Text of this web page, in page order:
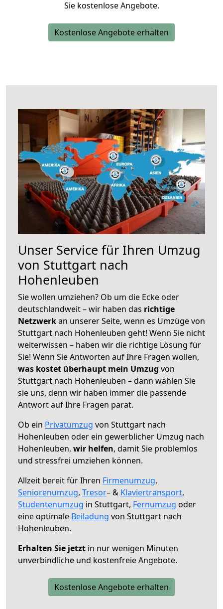
Sie kostenlose Angebote.
Kostenlose Angebote erhalten
Unser Service für Ihren Umzug
von Stuttgart nach
Hohenleuben
Sie wollen umziehen? Ob um die Ecke oder
deutschlandweit – wir haben das richtige
Netzwerkan unserer Seite, wenn es Umzüge von
Stuttgart nach Hohenleuben geht! Wenn Sie nicht
weiterwissen – haben wir die richtige Lösung für
Sie! Wenn Sie Antworten auf Ihre Fragen wollen,
was kostet überhaupt mein Umzug von
Stuttgart nach Hohenleuben – dann wählen Sie
sie uns, denn wir haben immer die passende
Antwort auf Ihre Fragen parat.
Ob ein Privatumzug von Stuttgart nach
Hohenleuben oder ein gewerblicher Umzug nach
Hohenleuben, wir helfen, damit Sie problemlos
und stressfrei umziehen können.
Allzeit bereit für Ihren Firmenumzug,
Seniorenumzug, Tresor– & Klaviertransport,
Studentenumzug in Stuttgart, Fernumzug oder
eine optimale Beiladung von Stuttgart nach
Hohenleuben.
Erhalten Sie jetzt in nur wenigen Minuten
unverbindliche und kostenfreie Angebote.
Kostenlose Angebote erhalten